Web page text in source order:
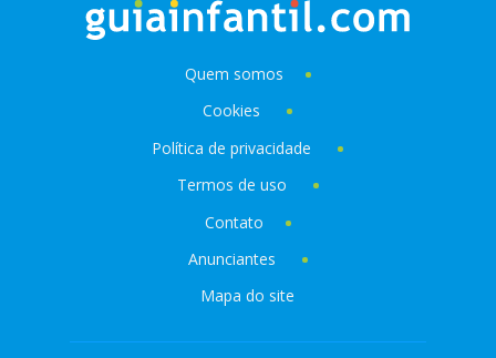
Quem somos
Cookies
Política de privacidade
Termos de uso
Contato
Anunciantes
Mapa do site